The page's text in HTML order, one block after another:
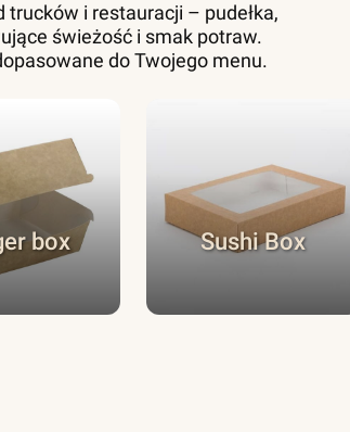
i restauracji – pudełka,
świeżość i smak potraw.
do Twojego menu.
box Sushi Box